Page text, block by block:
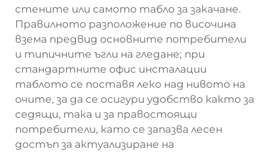
стените или самото табло за закачане.
Правилното разположение по височина
взема предвид основните потребители
и типичните ъгли на гледане; при
стандартните офис инсталации
таблото се поставя леко над нивото на
очите, за да се осигури удобство както за
седящи, така и за правостоящи
потребители, като се запазва лесен
достъп за актуализиране на